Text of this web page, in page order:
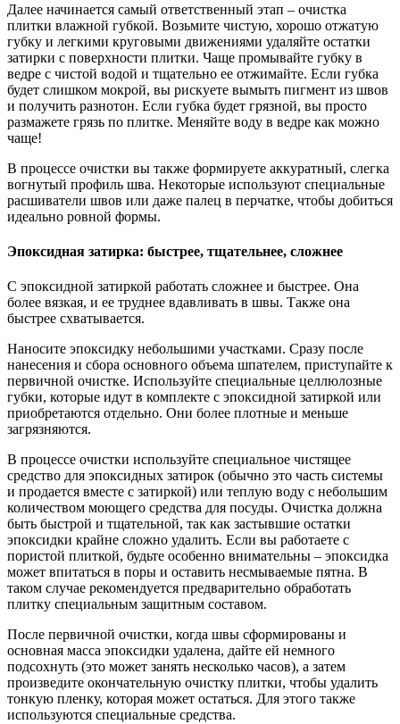
Далее начинается самый ответственный этап – очистка
плитки влажной губкой. Возьмите чистую, хорошо отжатую
губку и легкими круговыми движениями удаляйте остатки
затирки с поверхности плитки. Чаще промывайте губку в
ведре с чистой водой и тщательно ее отжимайте. Если губка
будет слишком мокрой, вы рискуете вымыть пигмент из швов
и получить разнотон. Если губка будет грязной, вы просто
размажете грязь по плитке. Меняйте воду в ведре как можно
чаще!
В процессе очистки вы также формируете аккуратный, слегка
вогнутый профиль шва. Некоторые используют специальные
расшиватели швов или даже палец в перчатке, чтобы добиться
идеально ровной формы.
Эпоксидная затирка: быстрее, тщательнее, сложнее
С эпоксидной затиркой работать сложнее и быстрее. Она
более вязкая, и ее труднее вдавливать в швы. Также она
быстрее схватывается.
Наносите эпоксидку небольшими участками. Сразу после
нанесения и сбора основного объема шпателем, приступайте к
первичной очистке. Используйте специальные целлюлозные
губки, которые идут в комплекте с эпоксидной затиркой или
приобретаются отдельно. Они более плотные и меньше
загрязняются.
В процессе очистки используйте специальное чистящее
средство для эпоксидных затирок (обычно это часть системы
и продается вместе с затиркой) или теплую воду с небольшим
количеством моющего средства для посуды. Очистка должна
быть быстрой и тщательной, так как застывшие остатки
эпоксидки крайне сложно удалить. Если вы работаете с
пористой плиткой, будьте особенно внимательны – эпоксидка
может впитаться в поры и оставить несмываемые пятна. В
таком случае рекомендуется предварительно обработать
плитку специальным защитным составом.
После первичной очистки, когда швы сформированы и
основная масса эпоксидки удалена, дайте ей немного
подсохнуть (это может занять несколько часов), а затем
произведите окончательную очистку плитки, чтобы удалить
тонкую пленку, которая может остаться. Для этого также
используются специальные средства.